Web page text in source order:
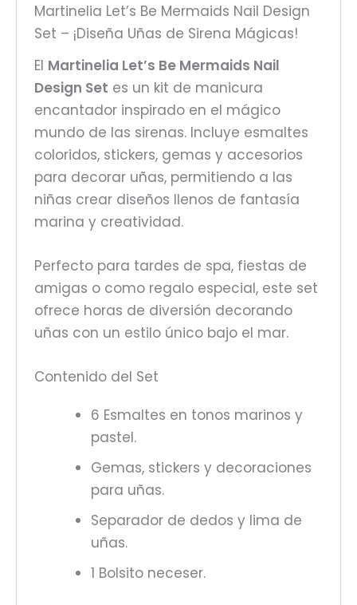
Martinelia Let’s Be Mermaids Nail Design
Set – ¡Diseña Uñas de Sirena Mágicas!
El Martinelia Let’s Be Mermaids Nail
Design Set es un kit de manicura
encantador inspirado en el mágico
mundo de las sirenas. Incluye esmaltes
coloridos, stickers, gemas y accesorios
para decorar uñas, permitiendo a las
niñas crear diseños llenos de fantasía
marina y creatividad.
Perfecto para tardes de spa, fiestas de
amigas o como regalo especial, este set
ofrece horas de diversión decorando
uñas con un estilo único bajo el mar.
Contenido del Set
6 Esmaltes en tonos marinos y
pastel.
Gemas, stickers y decoraciones
para uñas.
Separador de dedos y lima de
uñas.
1 Bolsito neceser.